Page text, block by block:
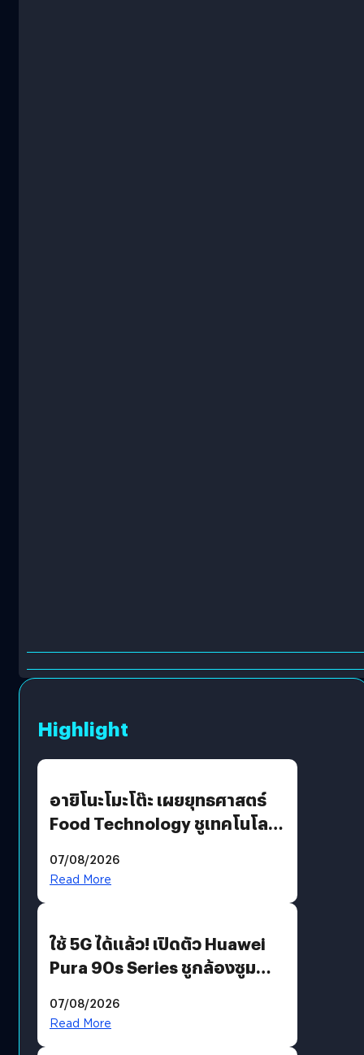
Highlight
อายิโนะโมะโต๊ะ เผยยุทธศาสตร์
Food Technology ชูเทคโนโลยี
บริโภคและ B2B
07/08/2026
Read More
ใช้ 5G ได้แล้ว! เปิดตัว Huawei
Pura 90s Series ชูกล้องซูม
07/08/2026
Read More